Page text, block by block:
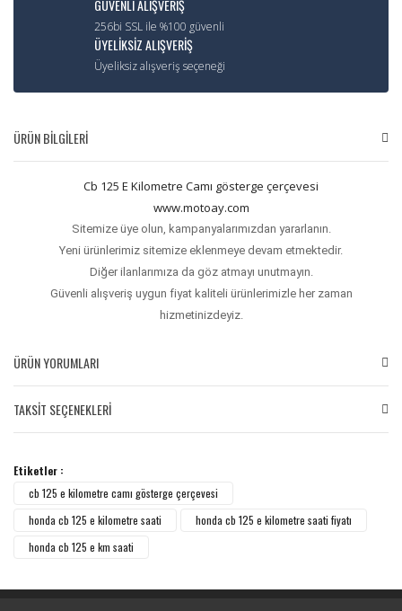
GÜVENLI ALIŞVERIŞ
256bi SSL ile %100 güvenli
ÜYELİKSİZ ALIŞVERİŞ
Üyeliksiz alışveriş seçeneği
ÜRÜN BİLGİLERİ
Cb 125 E Kilometre Camı gösterge çerçevesi
www.motoay.com
Sitemize üye olun, kampanyalarımızdan yararlanın.
Yeni ürünlerimiz sitemize eklenmeye devam etmektedir.
Diğer ilanlarımıza da göz atmayı unutmayın.
Güvenli alışveriş uygun fiyat kaliteli ürünlerimizle her zaman
hizmetinizdeyiz.
ÜRÜN YORUMLARI
TAKSİT SEÇENEKLERİ
Etiketler :
cb 125 e kilometre camı gösterge çerçevesi
honda cb 125 e kilometre saati
honda cb 125 e kilometre saati fiyatı
honda cb 125 e km saati